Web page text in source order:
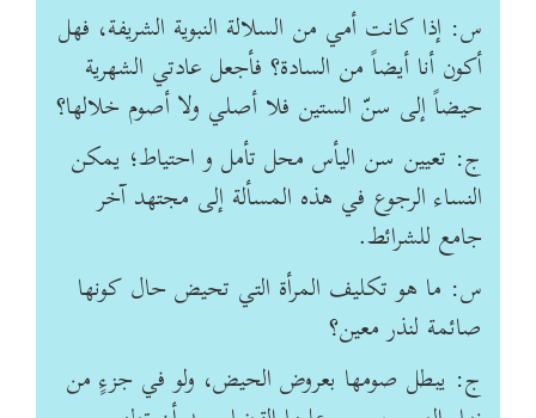
س: إذا كانت أمي من السلالة النبوية الشريفة، فهل
أكون أنا أيضاً من السادة؟ فأجعل عادتي الشهرية
حيضاً إلى سنّ الستين فلا أصلي ولا أصوم خلالها؟
ج: تعيين سن اليأس محل تأمل و احتياط؛ يمکن
النساء الرجوع في هذه المسألة إلى مجتهد آخر
جامع للشرائط.
س: ما هو تكليف المرأة التي تحيض حال كونها
صائمة لنذر معين؟
ج: يبطل صومها بعروض الحيض، ولو في جزءٍ من